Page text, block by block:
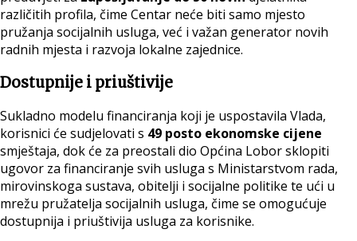
različitih profila, čime Centar neće biti samo mjesto
pružanja socijalnih usluga, već i važan generator novih
radnih mjesta i razvoja lokalne zajednice.
Dostupnije i priuštivije
Sukladno modelu financiranja koji je uspostavila Vlada,
korisnici će sudjelovati s 49 posto ekonomske cijene
smještaja, dok će za preostali dio Općina Lobor sklopiti
ugovor za financiranje svih usluga s Ministarstvom rada,
mirovinskoga sustava, obitelji i socijalne politike te ući u
mrežu pružatelja socijalnih usluga, čime se omogućuje
dostupnija i priuštivija usluga za korisnike.